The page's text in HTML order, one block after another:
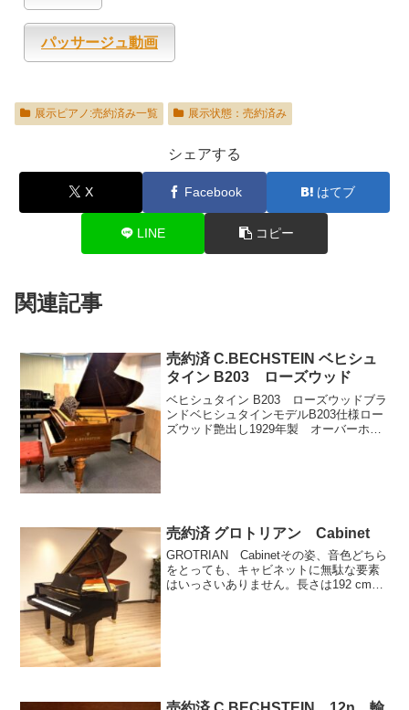
パッサージュ動画
展示ピアノ:売約済み一覧 展示状態：売約済み
シェアする
X Facebook はてブ
LINE コピー
関連記事
売約済 C.BECHSTEIN ベヒシュ
タイン B203 ローズウッド
ベヒシュタイン B203 ローズウッドブラ
ンドベヒシュタインモデルB203仕様ロー
ズウッド艶出し1929年製 オーバーホー
売約済 グロトリアン Cabinet
GROTRIAN Cabinetその姿、音色どちら
をとっても、キャビネットに無駄な要素
はいっさいありません。長さは192 cm、